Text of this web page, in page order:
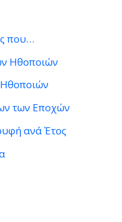
που…
Ηθοποιών
των Εποχών
ανά Έτος